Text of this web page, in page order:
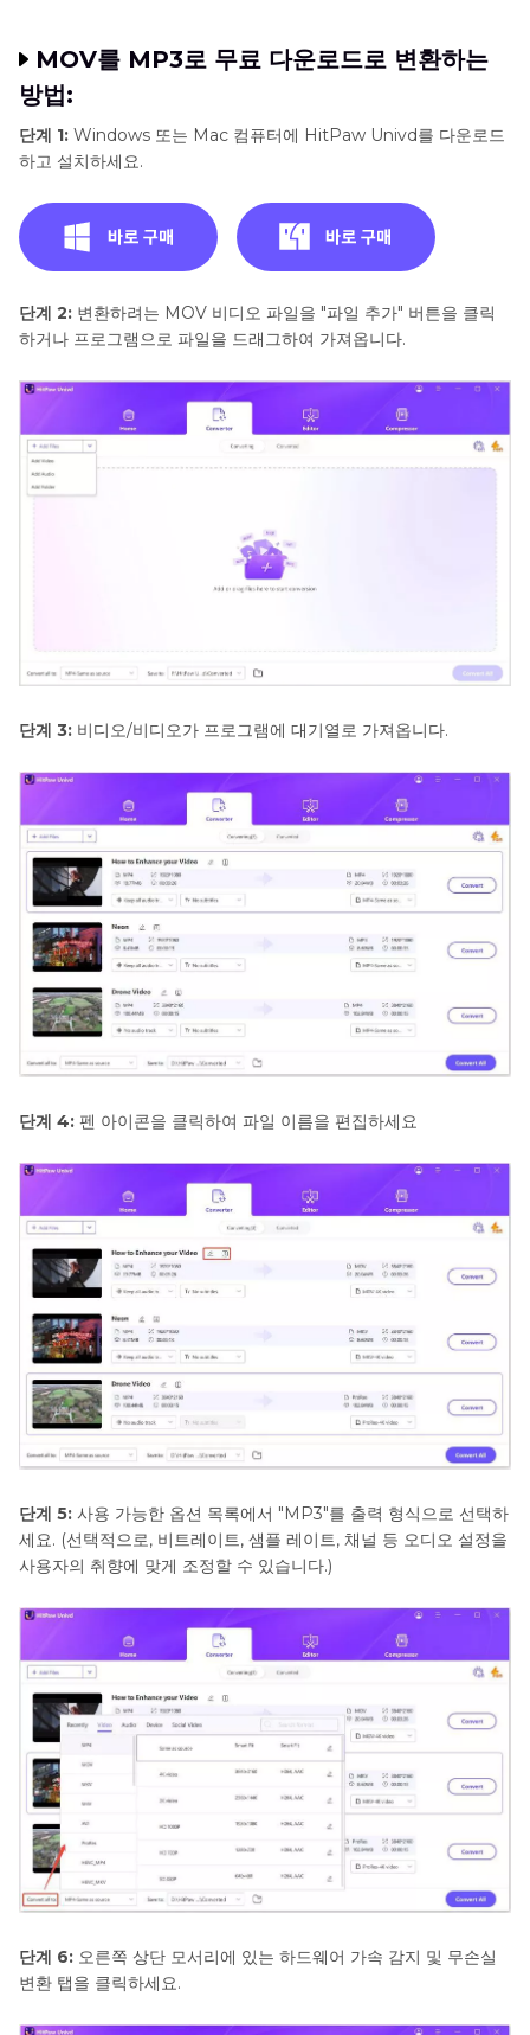
Photoshop
서
GIF
를
로
는
방
를
MP4
로
MP4
MOV
MOV를 MP3로 무료 다운로드로 변환하는
방법:
단계 1: Windows 또는 Mac 컴퓨터에 HitPaw Univd를 다운로드
하고 설치하세요.
단계 2: 변환하려는 MOV 비디오 파일을 "파일 추가" 버튼을 클릭
하거나 프로그램으로 파일을 드래그하여 가져옵니다.
단계 3: 비디오/비디오가 프로그램에 대기열로 가져옵니다.
단계 4: 펜 아이콘을 클릭하여 파일 이름을 편집하세요
단계 5: 사용 가능한 옵션 목록에서 "MP3"를 출력 형식으로 선택하
세요. (선택적으로, 비트레이트, 샘플 레이트, 채널 등 오디오 설정을
사용자의 취향에 맞게 조정할 수 있습니다.)
단계 6: 오른쪽 상단 모서리에 있는 하드웨어 가속 감지 및 무손실
변환 탭을 클릭하세요.